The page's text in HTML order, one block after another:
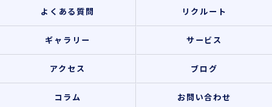
よくある質問 リクルート
ギャラリー サービス
アクセス ブログ
コラム お問い合わせ